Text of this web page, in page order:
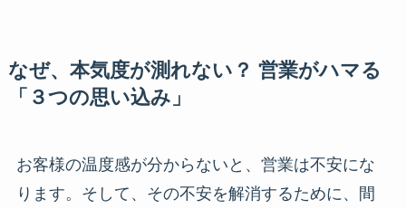
なぜ、本気度が測れない？ 営業がハマる
「３つの思い込み」
お客様の温度感が分からないと、営業は不安にな
ります。そして、その不安を解消するために、間